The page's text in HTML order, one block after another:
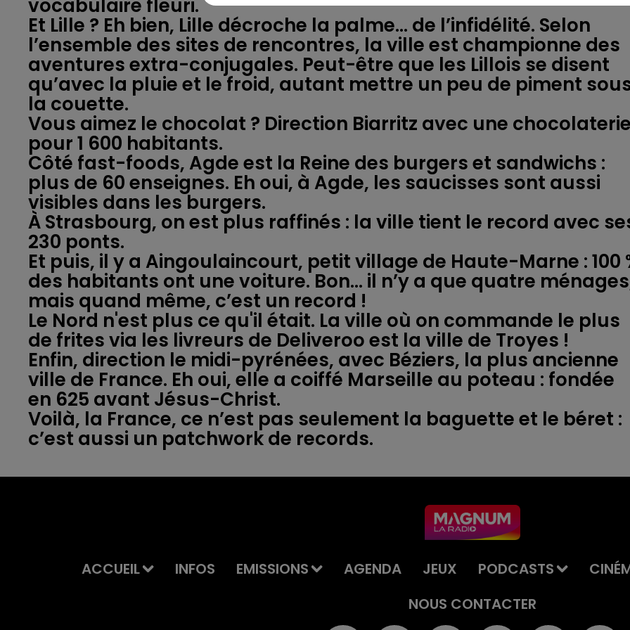
vocabulaire fleuri.
Et Lille ? Eh bien, Lille décroche la palme… de l’infidélité. Selon
l’ensemble des sites de rencontres, la ville est championne des
aventures extra-conjugales. Peut-être que les Lillois se disent
qu’avec la pluie et le froid, autant mettre un peu de piment
la couette.
Vous aimez le chocolat ? Direction Biarritz avec une chocolaterie
pour 1 600 habitants.
Côté fast-foods, Agde est la Reine des burgers et sandwichs :
plus de 60 enseignes. Eh oui, à Agde, les saucisses sont aussi
visibles dans les burgers.
À Strasbourg, on est plus raffinés : la ville tient le record avec
230 ponts.
Et puis, il y a Aingoulaincourt, petit village de Haute-Marne : 100
des habitants ont une voiture. Bon… il n’y a que quatre
mais quand même, c’est un record !
Le Nord n'est plus ce qu'il était. La ville où on commande le plus
de frites via les livreurs de Deliveroo est la ville de Troyes !
Enfin, direction le midi-pyrénées, avec Béziers, la plus ancienne
ville de France. Eh oui, elle a coiffé Marseille au poteau : fondée
en 625 avant Jésus-Christ.
Voilà, la France, ce n’est pas seulement la baguette et le béret :
ACCUEIL INFOS EMISSIONS AGENDA JEUX PODCASTS
NOUS CONTACTER